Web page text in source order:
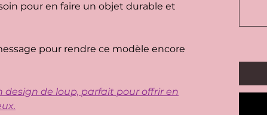
pour en faire un objet durable et
pour rendre ce modèle encore
design de loup, parfait pour offrir en